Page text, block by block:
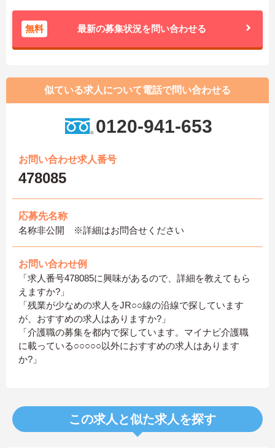
無料 最新の募集状況を問い合わせる
似ている求人について電話で問い合わせる
0120-941-653
お問い合わせ求人番号
478085
応募先名称
名称非公開 ※詳細はお問合せください
お問い合わせ例
「求人番号478085に興味があるので、詳細を教えてもら
えますか?」
「残業が少なめの求人をJR○○線の沿線で探しています
が、おすすめの求人はありますか?」
「介護職の募集を都内で探しています。マイナビ介護職
に載っている○○○○○以外におすすめの求人はあります
か?」
この求人と似た求人を探す